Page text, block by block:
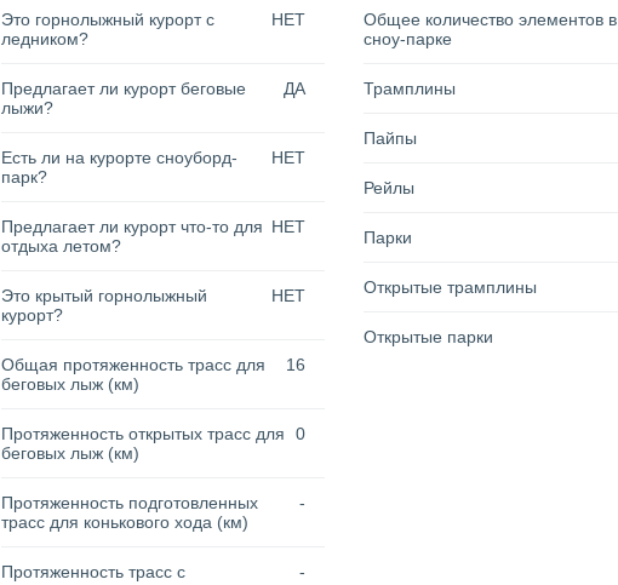
Это горнолыжный курорт с
ледником?
НЕТ
Предлагает ли курорт беговые
лыжи?
ДА
Есть ли на курорте сноуборд-
парк?
НЕТ
Предлагает ли курорт что-то для
отдыха летом?
НЕТ
Это крытый горнолыжный
курорт?
НЕТ
Общая протяженность трасс для
беговых лыж (км)
16
Протяженность открытых трасс для
беговых лыж (км)
0
Протяженность подготовленных
трасс для конькового хода (км)
-
Протяженность трасс с
-
Общее количество элементов в
сноу-парке
Трамплины
Пайпы
Рейлы
Парки
Открытые трамплины
Открытые парки